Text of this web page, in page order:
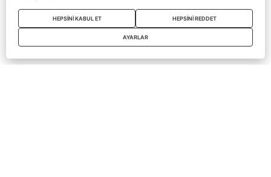
HEPSİNİ KABUL ET HEPSİNİ REDDET
AYARLAR